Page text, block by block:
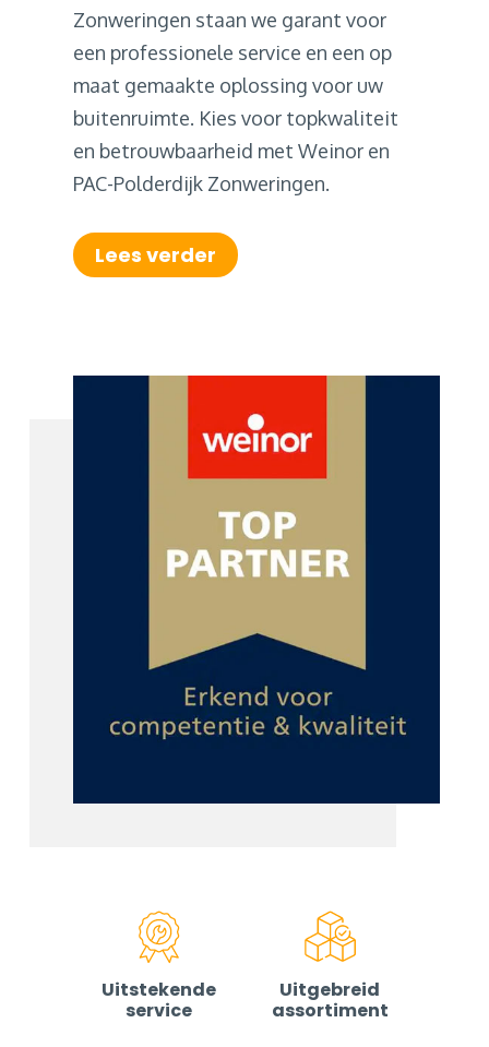
Zonweringen staan we garant voor
een professionele service en een op
maat gemaakte oplossing voor uw
buitenruimte. Kies voor topkwaliteit
en betrouwbaarheid met Weinor en
PAC-Polderdijk Zonweringen.
Lees verder
Uitstekende
service
Uitgebreid
assortiment